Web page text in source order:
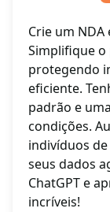
Crie um
Simplifique o
protegendo
eficiente.
padrão e
condições.
indivíduos
seus dados
ChatGPT e
incríveis!